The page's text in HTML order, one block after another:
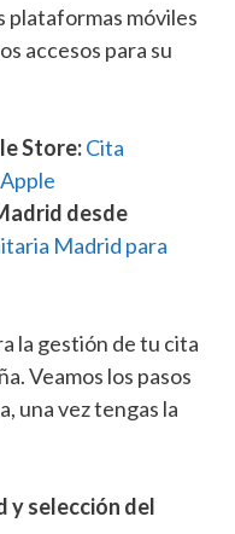
plataformas móviles
accesos para su
Store:Cita
desde
Madrid para
la gestión de tu cita
Veamos los pasos
una vez tengas la
y selección del